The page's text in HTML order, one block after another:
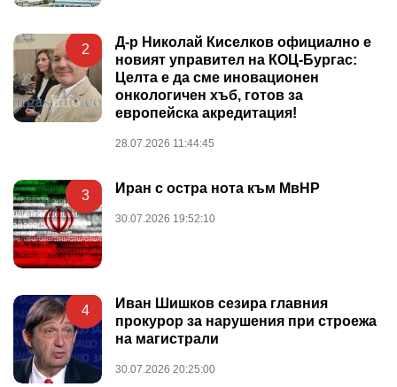
2
Д-р Николай Киселков официално е
новият управител на КОЦ-Бургас:
Целта е да сме иновационен
онкологичен хъб, готов за
европейска акредитация!
28.07.2026 11:44:45
3 Иран с остра нота към МвНР
30.07.2026 19:52:10
4
Иван Шишков сезира главния
прокурор за нарушения при строежа
на магистрали
30.07.2026 20:25:00